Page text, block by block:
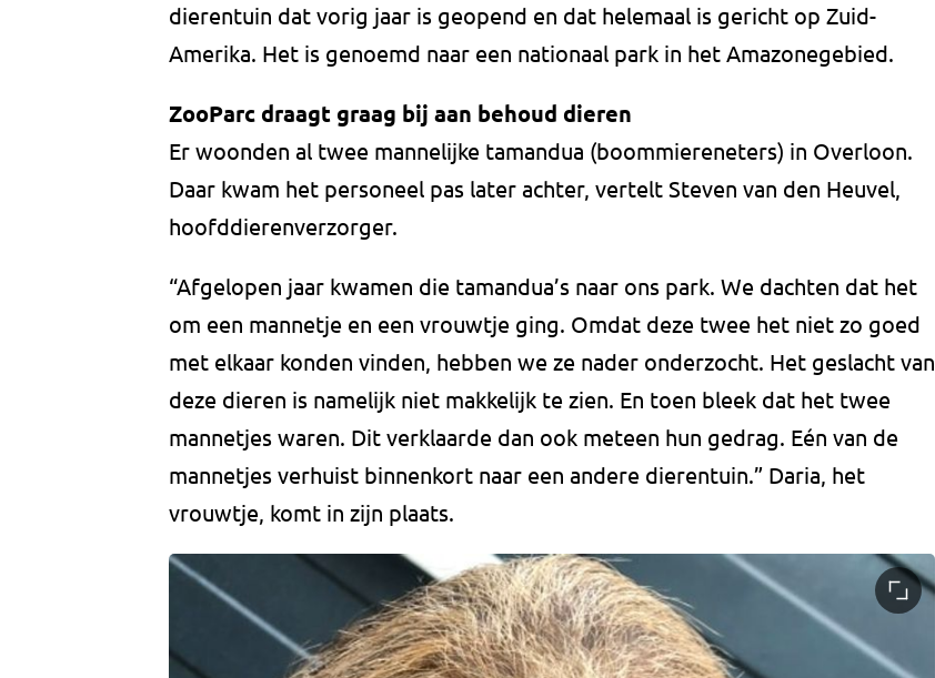
dierentuin dat vorig jaar is geopend en dat helemaal is gericht op Zuid-
Amerika. Het is genoemd naar een nationaal park in het Amazonegebied.
ZooParc draagt graag bij aan behoud dieren
Er woonden al twee mannelijke tamandua (boommiereneters) in Overloon.
Daar kwam het personeel pas later achter, vertelt Steven van den Heuvel,
hoofddierenverzorger.
“Afgelopen jaar kwamen die tamandua’s naar ons park. We dachten dat het
om een mannetje en een vrouwtje ging. Omdat deze twee het niet zo goed
met elkaar konden vinden, hebben we ze nader onderzocht. Het geslacht van
deze dieren is namelijk niet makkelijk te zien. En toen bleek dat het twee
mannetjes waren. Dit verklaarde dan ook meteen hun gedrag. Eén van de
mannetjes verhuist binnenkort naar een andere dierentuin.” Daria, het
vrouwtje, komt in zijn plaats.